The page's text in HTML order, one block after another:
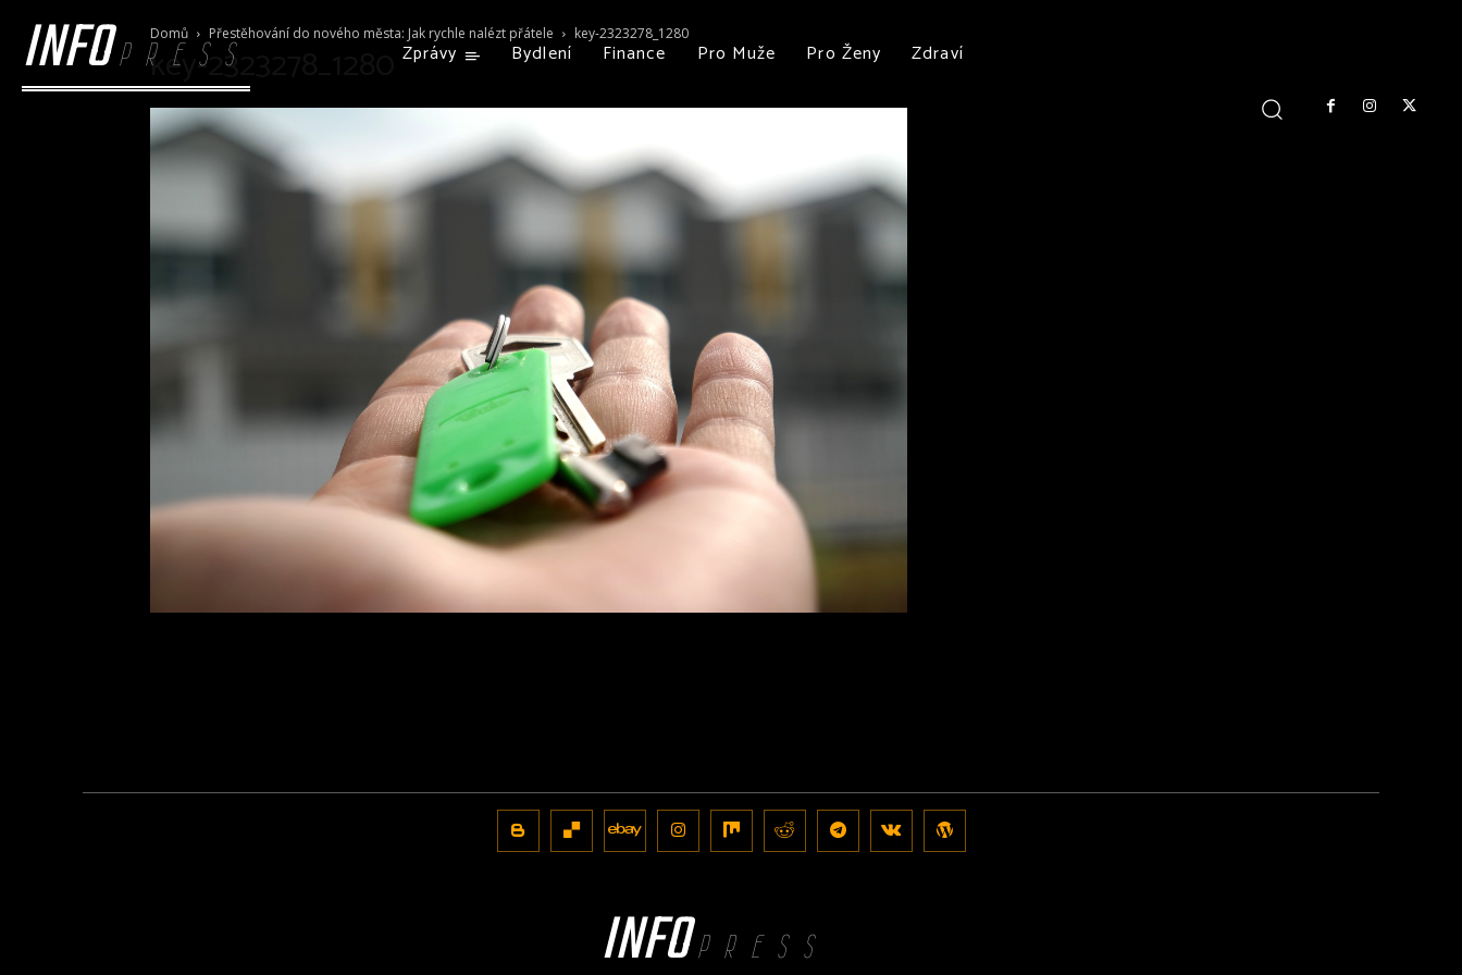
INFO PRESS Zprávy Bydlení Finance Pro Muže Pro Ženy Zdraví
Domů Přestěhování do nového města: Jak rychle nalézt přátele key-2323278_1280
key-2323278_1280
INFO PRESS